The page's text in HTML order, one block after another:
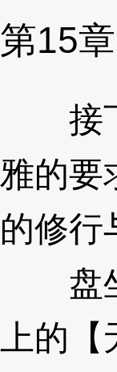
第15
接下
雅的要
的修行
盘坐
上的